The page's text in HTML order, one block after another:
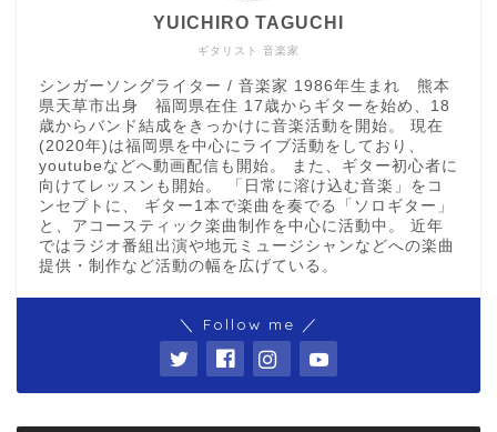
ギタリスト 音楽家
YUICHIRO TAGUCHI
シンガーソングライター / 音楽家 1986年生まれ 熊本
県天草市出身 福岡県在住 17歳からギターを始め、18
歳からバンド結成をきっかけに音楽活動を開始。 現在
(2020年)は福岡県を中心にライブ活動をしており、
youtubeなどへ動画配信も開始。 また、ギター初心者に
向けてレッスンも開始。 「日常に溶け込む音楽」をコ
ンセプトに、 ギター1本で楽曲を奏でる「ソロギター」
と、アコースティック楽曲制作を中心に活動中。 近年
ではラジオ番組出演や地元ミュージシャンなどへの楽曲
提供・制作など活動の幅を広げている。
＼ Follow me ／